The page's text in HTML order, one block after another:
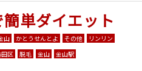
単ダイエット
山 かとうせんとよ その他
リンリン
田区 脱毛 金山 金山駅